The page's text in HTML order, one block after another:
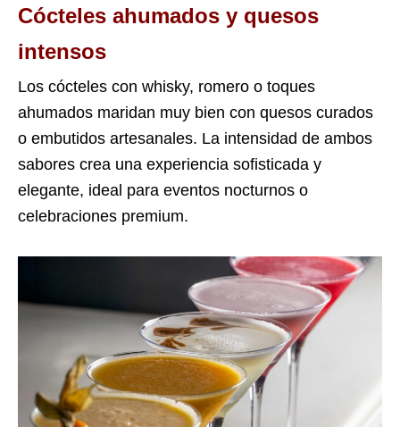
Cócteles ahumados y quesos
intensos
Los cócteles con whisky, romero o toques
ahumados maridan muy bien con quesos curados
o embutidos artesanales. La intensidad de ambos
sabores crea una experiencia sofisticada y
elegante, ideal para eventos nocturnos o
celebraciones premium.